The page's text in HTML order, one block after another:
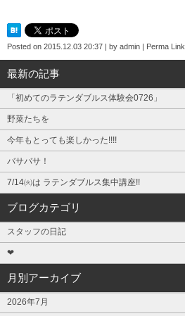
Posted on 2015.12.03 20:37 | by admin | Perma Link
最新の記事
「初めてのラテンダブルス体験会0726」
野菜たちを
今年もとっても楽しかった!!!!
バサバサ！
7/14㈫は ラテンダブルス集中講座!!
ブログカテゴリ
スタッフの日記
❤
月別アーカイブ
2026年7月